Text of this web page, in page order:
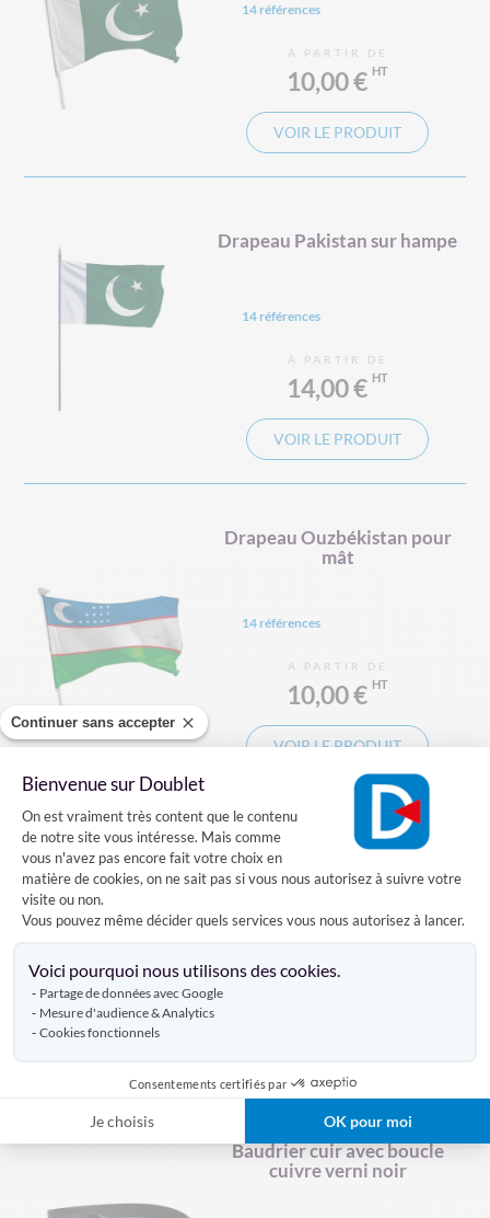
Continuer sans accepter
Bienvenue sur Doublet
Plateforme de Gestion du
On est vraiment très content que le contenu
de notre site vous intéresse. Mais comme
vous n'avez pas encore fait votre choix en
matière de cookies, on ne sait pas si vous nous autorisez à suivre votre
visite ou non.
Vous pouvez même décider quels services vous nous autorisez à lancer.
Voici pourquoi nous utilisons des cookies.
Partage de données avec Google
Mesure d'audience & Analytics
Cookies fonctionnels
Consentements certifiés par
Je choisis OK pour moi
14 références
À PARTIR DE
10,00 €
VOIR LE PRODUIT
Drapeau Pakistan sur hampe
14 références
À PARTIR DE
14,00 €
VOIR LE PRODUIT
Drapeau Ouzbékistan pour
mât
14 références
À PARTIR DE
10,00 €
VOIR LE PRODUIT
Drapeau Ouzbékistan sur
14 références
À PARTIR DE
Baudrier cuir avec boucle
cuivre verni noir